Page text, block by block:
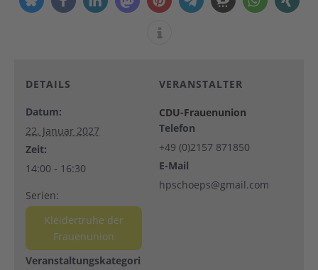
DETAILS
Datum:
22. Januar 2027
Zeit:
14:00 - 16:30
Serien:
Kleidertruhe der
Frauenunion
Veranstaltungskategori
VERANSTALTER
CDU-Frauenunion
Telefon
+49 (0)2157 871850
E-Mail
hpschoeps@gmail.com